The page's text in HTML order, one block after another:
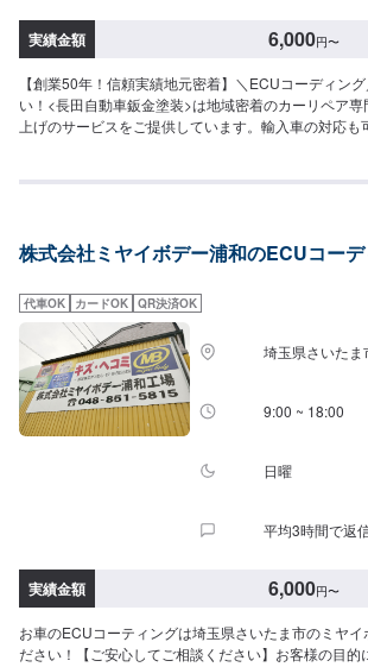
実績金額 6,000円〜
【創業50年！信頼実績地元密着】＼ECUコーディン
い！<長田自動車鈑金塗装>は地域密着のカーリペア
上げのサービスをご提供しています。輸入車の対応
-------------------【1】オファーにてお問い合わせ【2】
担頂いております。【部品について】新品・中古パー
す！購入をご希望の場合には、車種・車検証などのお
き、オファー備考欄にて事前にお伝えいただきますと
くお願いいたします。【注意（必ずご確認ください）
り納車時期が異なり、内容によってはお客様のご希望
います。※内容などにより、代車の貸し出しが出来か
予めご了承ください。【定休日・営業時間】定休日：
9:00~18:00
株式会社ミヤイボデー浦和のECUコー
代車OK カードOK QR決済OK
埼玉県さいた
9:00 ~ 18:00
日曜
平均3時間で返
実績金額 6,000円〜
お車のECUコーティングは埼玉県さいたま市のミヤイ
ださい！【ご安心してご相談ください】お客様の目的